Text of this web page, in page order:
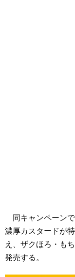
同キャンペーン
濃厚カスタードが
え、ザクほろ・も
発売する。